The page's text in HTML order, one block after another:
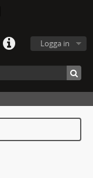
Logga in